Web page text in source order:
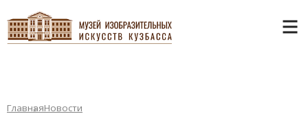
ГлавнаяНовости